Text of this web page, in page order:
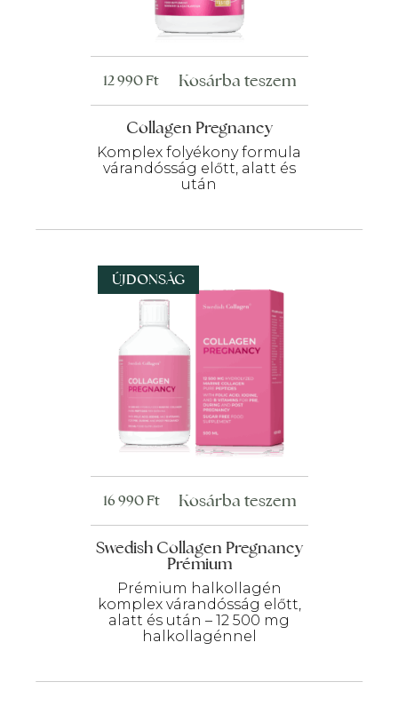
Collagen Pregnancy
Komplex folyékony formula
várandósság előtt, alatt és
után
12 990Ft Kosárba teszem
ÚJDONSÁG
Swedish Collagen Pregnancy
Prémium
Prémium halkollagén
komplex várandósság előtt,
alatt és után – 12 500 mg
halkollagénnel
16 990Ft Kosárba teszem